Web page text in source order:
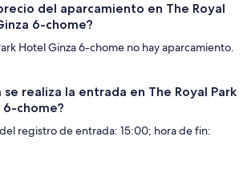
del aparcamiento en The Royal
6-chome?
Hotel Ginza 6-chome no hay aparcamiento.
se realiza la entrada en The Royal Park
chome?
registro de entrada: 15:00; hora de fin: